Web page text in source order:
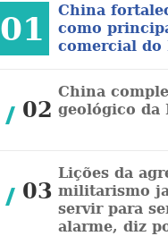
01
China
como
comercial do
02
China
geológico da
03
Lições da
militarismo
servir para
alarme, diz